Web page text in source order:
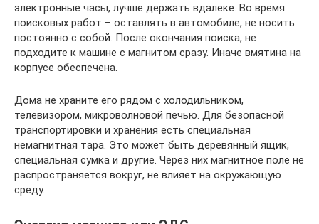
электронные часы, лучше держать вдалеке. Во время
поисковых работ – оставлять в автомобиле, не носить
постоянно с собой. После окончания поиска, не
подходите к машине с магнитом сразу. Иначе вмятина на
корпусе обеспечена.
Дома не храните его рядом с холодильником,
телевизором, микроволновой печью. Для безопасной
транспортировки и хранения есть специальная
немагнитная тара. Это может быть деревянный ящик,
специальная сумка и другие. Через них магнитное поле не
распространяется вокруг, не влияет на окружающую
среду.